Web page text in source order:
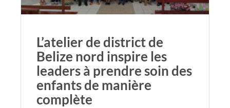
L’atelier de district de
Belize nord inspire les
leaders à prendre soin des
enfants de manière
complète